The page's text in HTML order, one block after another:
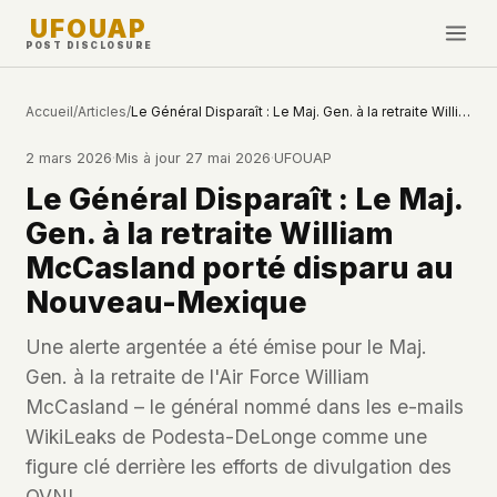
UFOUAP
POST DISCLOSURE
Topics & Tags
U.S. Govt Feed
NEWS
Cette Semaine
Nouveautés
Observations
PEOPLE
WHAT WE DON'T USE
✕
Google Analytics
✕ Facebook Pixel
Cookies
Third-party scripts
Accueil/Articles/ Le Général Disparaît : Le Maj. Gen. à la retraite William McCasland porté disparu au Nouveau-Mexique
2 mars 2026·Mis à jour 27 mai 2026·UFOUAP
Le Général Disparaît : Le Maj.
Gen. à la retraite William
McCasland porté disparu au
Nouveau-Mexique
Une alerte argentée a été émise pour le Maj.
Gen. à la retraite de l'Air Force William
McCasland – le général nommé dans les e-mails
WikiLeaks de Podesta-DeLonge comme une
figure clé derrière les efforts de divulgation des